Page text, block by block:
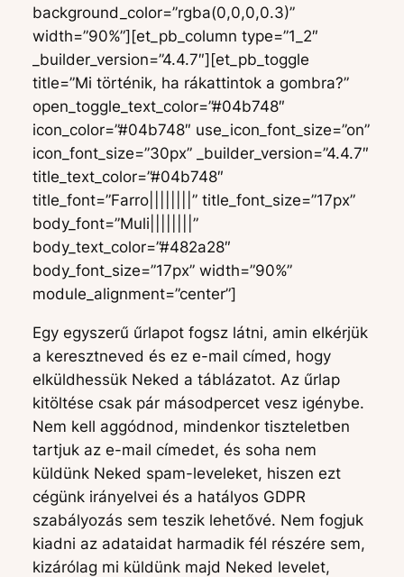
background_color=”rgba(0,0,0,0.3)”
width=”90%”][et_pb_column type=”1_2″
_builder_version=”4.4.7″][et_pb_toggle
title=”Mi történik, ha rákattintok a gombra?”
open_toggle_text_color=”#04b748″
icon_color=”#04b748″ use_icon_font_size=”on”
icon_font_size=”30px” _builder_version=”4.4.7″
title_text_color=”#04b748″
title_font=”Farro||||||||” title_font_size=”17px”
body_font=”Muli||||||||”
body_text_color=”#482a28″
body_font_size=”17px” width=”90%”
module_alignment=”center”]
Egy egyszerű űrlapot fogsz látni, amin elkérjük
a keresztneved és ez e-mail címed, hogy
elküldhessük Neked a táblázatot. Az űrlap
kitöltése csak pár másodpercet vesz igénybe.
Nem kell aggódnod, mindenkor tiszteletben
tartjuk az e-mail címedet, és soha nem
küldünk Neked spam-leveleket, hiszen ezt
cégünk irányelvei és a hatályos GDPR
szabályozás sem teszik lehetővé. Nem fogjuk
kiadni az adataidat harmadik fél részére sem,
kizárólag mi küldünk majd Neked levelet,